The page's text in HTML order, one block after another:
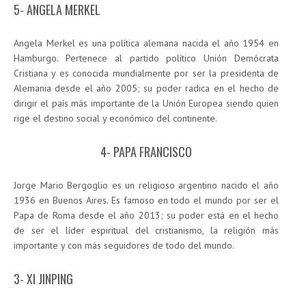
5- ANGELA MERKEL
Angela Merkel es una política alemana nacida el año 1954 en
Hamburgo. Pertenece al partido político Unión Demócrata
Cristiana y es conocida mundialmente por ser la presidenta de
Alemania desde el año 2005; su poder radica en el hecho de
dirigir el país más importante de la Unión Europea siendo quien
rige el destino social y económico del continente.
4- PAPA FRANCISCO
Jorge Mario Bergoglio es un religioso argentino nacido el año
1936 en Buenos Aires. Es famoso en todo el mundo por ser el
Papa de Roma desde el año 2013; su poder está en el hecho
de ser el líder espiritual del cristianismo, la religión más
importante y con más seguidores de todo del mundo.
3- XI JINPING